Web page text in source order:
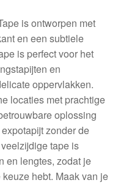
is ontworpen met
en een subtiele
is perfect voor het
en
oppervlakken.
locaties met prachtige
oplossing
zonder de
tape is
en lengtes, zodat je
hebt. Maak van je